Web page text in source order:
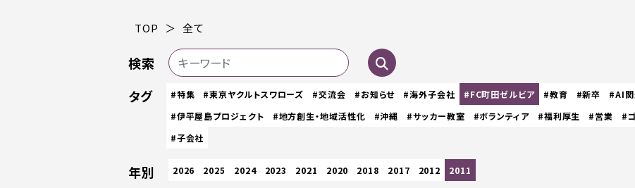
TOP 全て
検索
タグ
#特集 #東京ヤクルトスワローズ #交流会 #お知らせ #海外子会社 #FC町田ゼルビア #教育 #新卒 #AI
#伊平屋島プロジェクト
#地方創生・地域活性化 #沖縄 #サッカー教室 #ボランティア #福利厚生 #営業 #
#子会社
年別 2026 2025 2024 2023 2021 2020 2018 2017 2012 2011